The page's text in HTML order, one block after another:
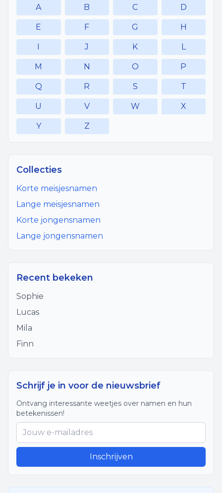
A B C D
E F G H
I J K L
M N O P
Q R S T
U V W X
Y Z
Collecties
Korte meisjesnamen
Lange meisjesnamen
Korte jongensnamen
Lange jongensnamen
Recent bekeken
Sophie
Lucas
Mila
Finn
Schrijf je in voor de nieuwsbrief
Ontvang interessante weetjes over namen en hun
betekenissen!
Inschrijven